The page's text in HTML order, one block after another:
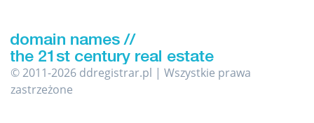
© 2011-2026 ddregistrar.pl | Wszystkie prawa
zastrzeżone